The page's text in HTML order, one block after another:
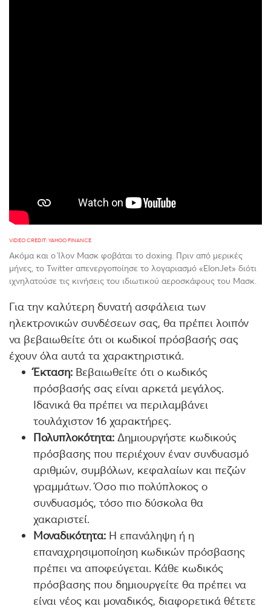
VIDEO CREDIT: YAHOO FINANCE
Ακόμα και ο Ίλον Μασκ φοβάται το doxing. Πριν από μερικές
μήνες, το Twitter απενεργοποίησε το λογαριασμό «ElonJet» διότι
ιχνηλατούσε τις κινήσεις του ιδιωτικού αεροσκάφους του Μασκ.
Για την καλύτερη δυνατή ασφάλεια των
ηλεκτρονικών συνδέσεων σας, θα πρέπει λοιπόν
να βεβαιωθείτε ότι οι κωδικοί πρόσβασής σας
έχουν όλα αυτά τα χαρακτηριστικά.
Έκταση: Βεβαιωθείτε ότι ο κωδικός
πρόσβασής σας είναι αρκετά μεγάλος.
Ιδανικά θα πρέπει να περιλαμβάνει
τουλάχιστον 16 χαρακτήρες.
Πολυπλοκότητα: Δημιουργήστε κωδικούς
πρόσβασης που περιέχουν έναν συνδυασμό
αριθμών, συμβόλων, κεφαλαίων και πεζών
γραμμάτων. Όσο πιο πολύπλοκος ο
συνδυασμός, τόσο πιο δύσκολα θα
χακαριστεί.
Μοναδικότητα: Η επανάληψη ή η
επαναχρησιμοποίηση κωδικών πρόσβασης
πρέπει να αποφεύγεται. Κάθε κωδικός
πρόσβασης που δημιουργείτε θα πρέπει να
είναι νέος και μοναδικός, διαφορετικά θέτετε